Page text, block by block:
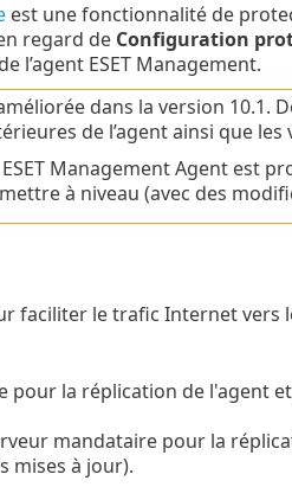
est une fonctionnalité de
regard de Configuration
ESET Management.
dans la version 10.1.
de l’agent ainsi que
Management Agent est
à niveau (avec des
faciliter le trafic Internet vers
pour la réplication de l'agent
mandataire pour la
mises à jour).